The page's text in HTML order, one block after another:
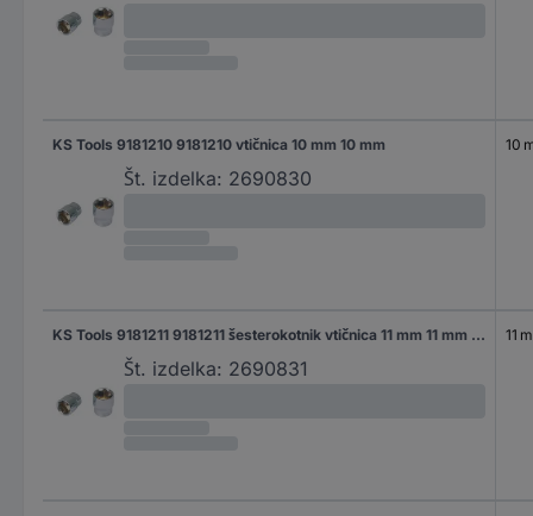
KS Tools 9181210 9181210 vtičnica 10 mm 10 mm
Št. izdelka: 2690830
10
KS Tools 9181211 9181211 šesterokotnik vtičnica 11 mm 11 mm 1/2"
Št. izdelka: 2690831
11